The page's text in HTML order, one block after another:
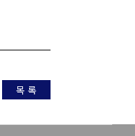
목 록